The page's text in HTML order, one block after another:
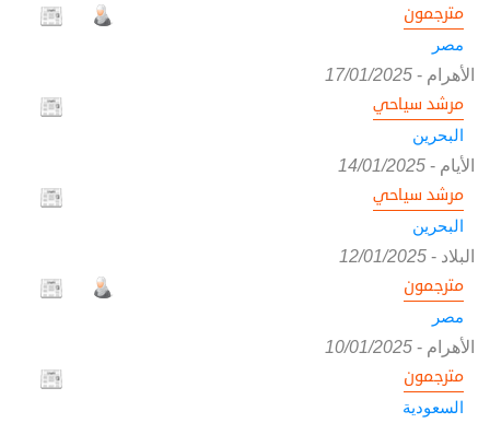
مترجمون
مصر
الأهرام -
17/01/2025
مرشد سياحي
البحرين
الأيام -
14/01/2025
مرشد سياحي
البحرين
البلاد -
12/01/2025
مترجمون
مصر
الأهرام -
10/01/2025
مترجمون
السعودية